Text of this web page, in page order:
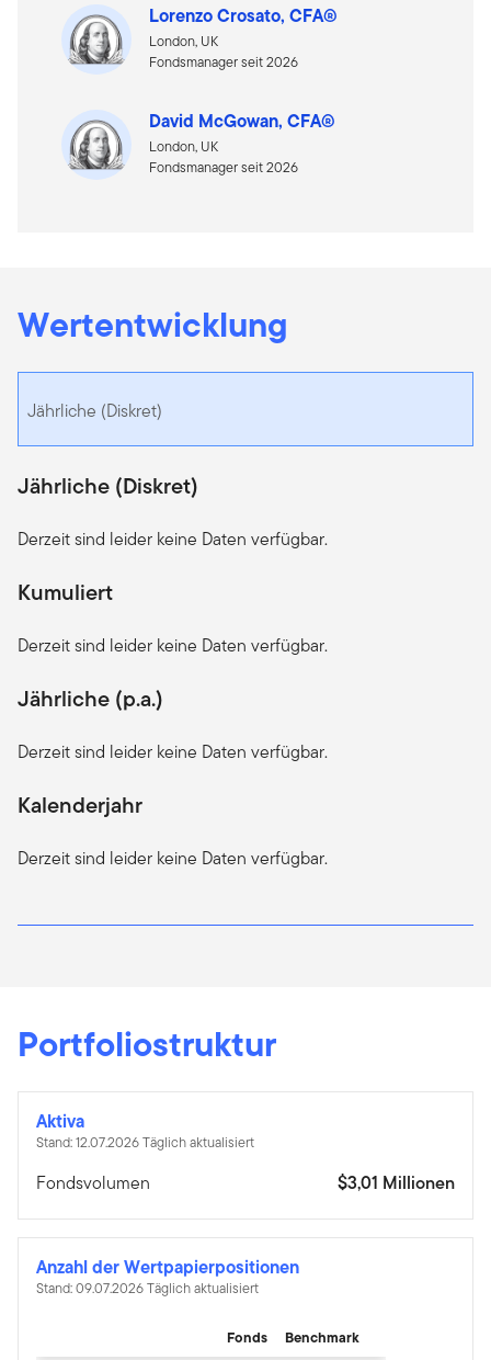
Lorenzo Crosato, CFA®
London, UK
Fondsmanager seit 2026
David McGowan, CFA®
London, UK
Fondsmanager seit 2026
Wertentwicklung
Jährliche (Diskret)
Jährliche (Diskret)
Derzeit sind leider keine Daten verfügbar.
Kumuliert
Derzeit sind leider keine Daten verfügbar.
Jährliche (p.a.)
Derzeit sind leider keine Daten verfügbar.
Kalenderjahr
Derzeit sind leider keine Daten verfügbar.
Portfoliostruktur
Aktiva
Stand: 12.07.2026 Täglich aktualisiert
Fondsvolumen $3,01 Millionen
Anzahl der Wertpapierpositionen
Stand: 09.07.2026 Täglich aktualisiert
Fonds Benchmark